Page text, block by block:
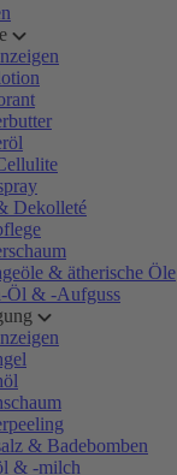
Dekolleté
& ätherische Öle
Öl & -Aufguss
& Badebomben
& -milch